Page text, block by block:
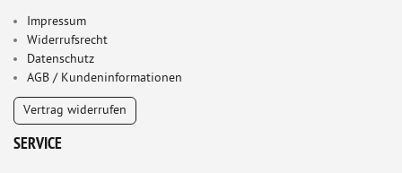
Impressum
Widerrufsrecht
Datenschutz
AGB / Kundeninformationen
Vertrag widerrufen
SERVICE